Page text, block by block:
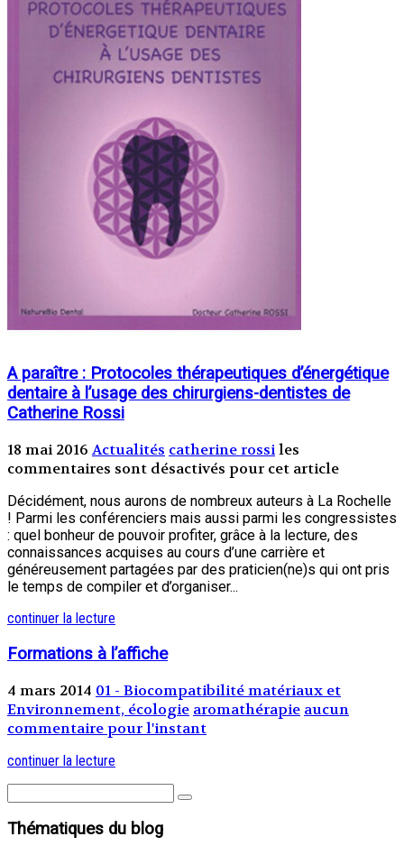
A paraître : Protocoles thérapeutiques d’énergétique
dentaire à l’usage des chirurgiens-dentistes de
Catherine Rossi
18 mai 2016 Actualités catherine rossiles
commentaires sont désactivés pour cet article
Décidément, nous aurons de nombreux auteurs à La Rochelle
! Parmi les conférenciers mais aussi parmi les congressistes
: quel bonheur de pouvoir profiter, grâce à la lecture, des
connaissances acquises au cours d’une carrière et
généreusement partagées par des praticien(ne)s qui ont pris
le temps de compiler et d’organiser...
continuer la lecture
Formations à l’affiche
4 mars 2014 01 - Biocompatibilité matériaux et
Environnement, écologie aromathérapie aucun
commentaire pour l'instant
continuer la lecture
Thématiques du blog